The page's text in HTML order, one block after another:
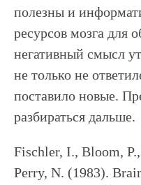
полезны и
ресурсов мозга для
негативный смысл
не только не
поставило новые.
разбираться дальше.
Fischler, I., Bloom,
Perry, N. (1983).